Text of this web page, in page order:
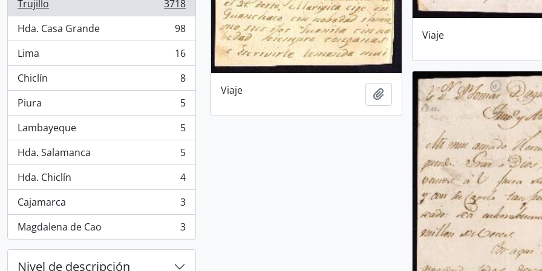
Trujillo
, 3718 resultados
3718
Hda. Casa Grande
, 98 resultados
98
Lima
, 16 resultados
16
Chiclín
, 8 resultados
8
Piura
, 5 resultados
5
Lambayeque
, 5 resultados
5
Hda. Salamanca
, 5 resultados
5
Hda. Chiclín
, 4 resultados
4
Cajamarca
, 3 resultados
3
Magdalena de Cao
, 3 resultados 3
Nivel de descripción
Viaje
Viaje Añadir al portapapeles